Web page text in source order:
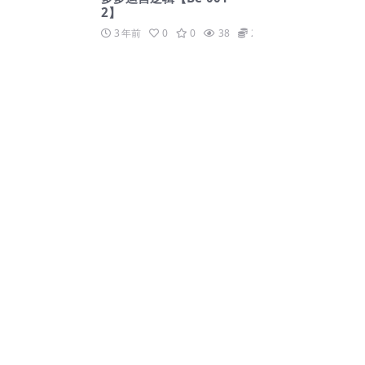
2】
3 年前 0 0 38 23